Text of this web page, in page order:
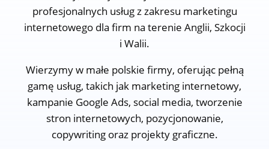
profesjonalnych usług z zakresu marketingu
internetowego dla firm na terenie Anglii, Szkocji
i Walii.
Wierzymy w małe polskie firmy, oferując pełną
gamę usług, takich jak marketing internetowy,
kampanie Google Ads, social media, tworzenie
stron internetowych, pozycjonowanie,
copywriting oraz projekty graficzne.